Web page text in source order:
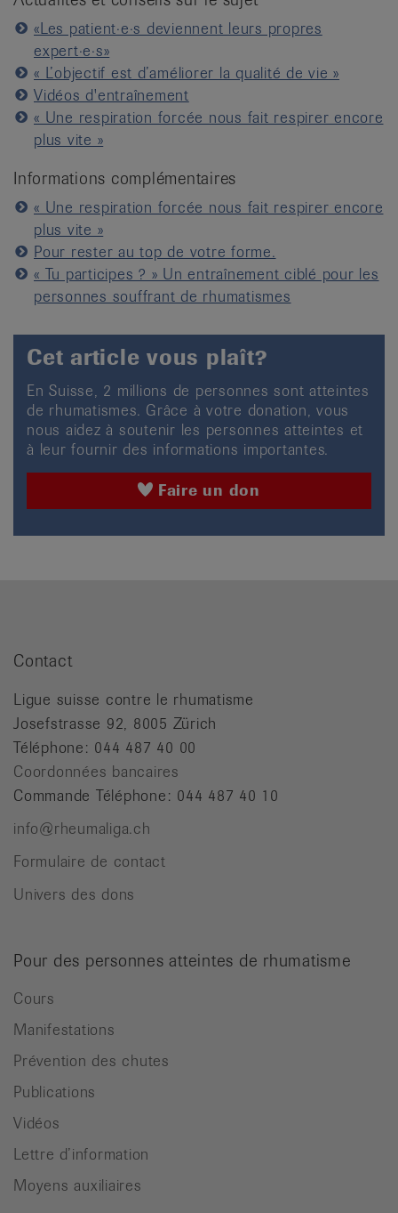
«Les patient·e·s deviennent leurs propres
expert·e·s»
« L’objectif est d’améliorer la qualité de vie »
Vidéos d'entraînement
« Une respiration forcée nous fait respirer encore
plus vite »
Informations complémentaires
« Une respiration forcée nous fait respirer encore
plus vite »
Pour rester au top de votre forme.
« Tu participes ? » Un entraînement ciblé pour les
personnes souffrant de rhumatismes
Cet article vous plaît?
En Suisse, 2 millions de personnes sont atteintes
de rhumatismes. Grâce à votre donation, vous
nous aidez à soutenir les personnes atteintes et
à leur fournir des informations importantes.
Faire un don
Contact
Ligue suisse contre le rhumatisme
Josefstrasse 92, 8005 Zürich
Téléphone: 044 487 40 00
Coordonnées bancaires
Commande Téléphone: 044 487 40 10
info@rheumaliga.ch
Formulaire de contact
Univers des dons
Pour des personnes atteintes de rhumatisme
Cours
Manifestations
Prévention des chutes
Publications
Vidéos
Lettre d’information
Moyens auxiliaires